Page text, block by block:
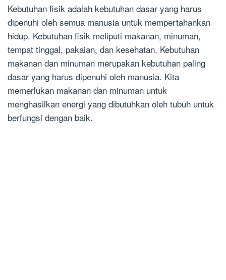
Kebutuhan fisik adalah kebutuhan dasar yang harus
dipenuhi oleh semua manusia untuk mempertahankan
hidup. Kebutuhan fisik meliputi makanan, minuman,
tempat tinggal, pakaian, dan kesehatan. Kebutuhan
makanan dan minuman merupakan kebutuhan paling
dasar yang harus dipenuhi oleh manusia. Kita
memerlukan makanan dan minuman untuk
menghasilkan energi yang dibutuhkan oleh tubuh untuk
berfungsi dengan baik.